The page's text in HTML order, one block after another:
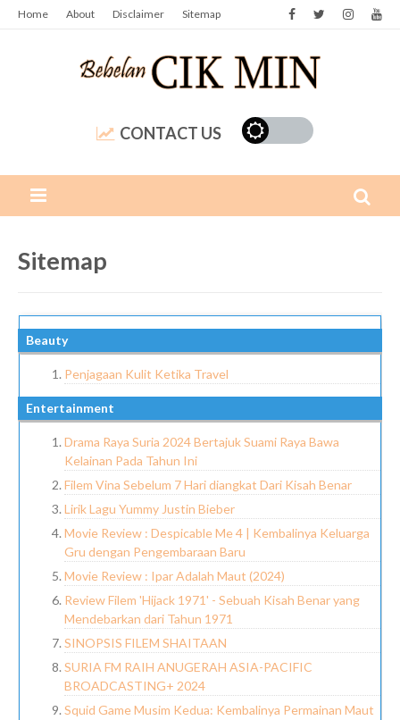
Home About Disclaimer Sitemap
CONTACT US
Sitemap
Beauty
Penjagaan Kulit Ketika Travel
Entertainment
Drama Raya Suria 2024 Bertajuk Suami Raya Bawa
Kelainan Pada Tahun Ini
Filem Vina Sebelum 7 Hari diangkat Dari Kisah Benar
Lirik Lagu Yummy Justin Bieber
Movie Review : Despicable Me 4 | Kembalinya Keluarga
Gru dengan Pengembaraan Baru
Movie Review : Ipar Adalah Maut (2024)
Review Filem 'Hijack 1971' - Sebuah Kisah Benar yang
Mendebarkan dari Tahun 1971
SINOPSIS FILEM SHAITAAN
SURIA FM RAIH ANUGERAH ASIA-PACIFIC
BROADCASTING+ 2024
Squid Game Musim Kedua: Kembalinya Permainan Maut